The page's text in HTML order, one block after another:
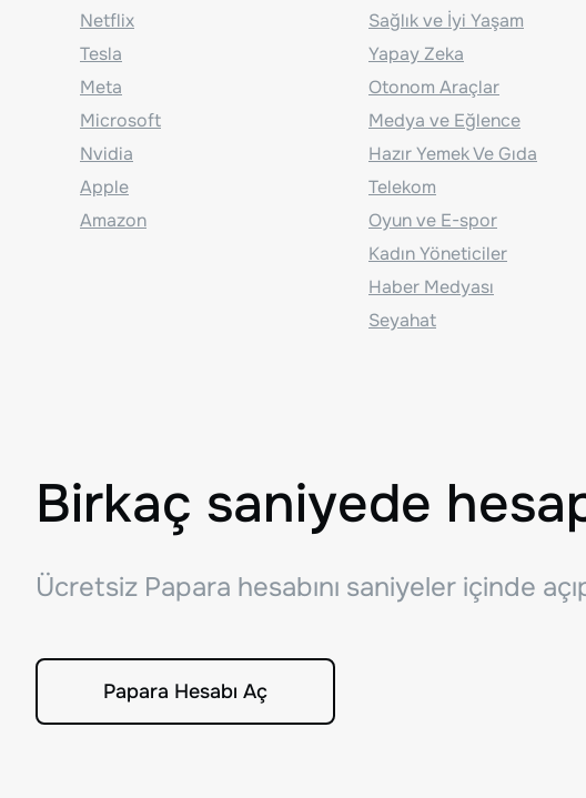
Netflix
Tesla
Meta
Microsoft
Nvidia
Apple
Amazon
Sağlık ve İyi Yaşam
Yapay Zeka
Otonom Araçlar
Medya ve Eğlence
Hazır Yemek Ve Gıda
Telekom
Oyun ve E-spor
Kadın Yöneticiler
Haber Medyası
Seyahat
Birkaç saniyede
Ücretsiz Papara hesabını saniyeler içinde
Papara Hesabı Aç